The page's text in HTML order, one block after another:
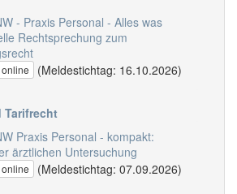
- Praxis Personal - Alles was
Rechtsprechung zum
online (Meldestichtag: 16.10.2026)
Tarifrecht
Praxis Personal - kompakt:
ärztlichen Untersuchung
online (Meldestichtag: 07.09.2026)